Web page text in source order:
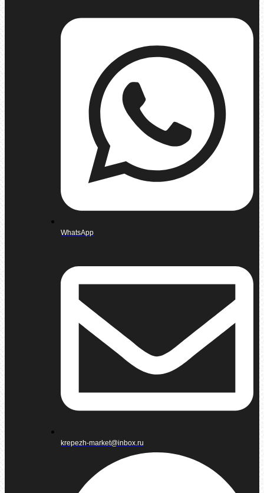
WhatsApp
krepezh-market@inbox.ru